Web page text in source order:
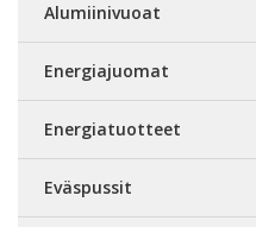
Alumiinivuoat
Energiajuomat
Energiatuotteet
Eväspussit